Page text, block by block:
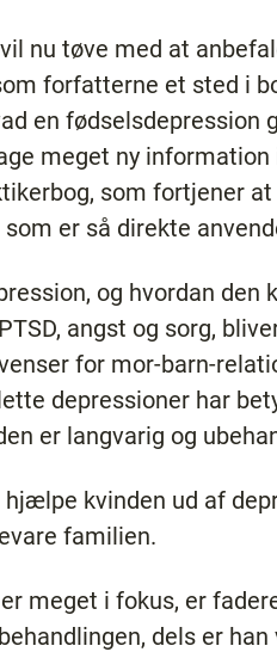
nu tøve med at
forfatterne et sted i
en
meget ny
som fortjener
som er så direkte
og hvordan
angst og sorg,
for mor-barn-
depressioner har
er langvarig og
kvinden ud af
familien.
meget i fokus, er
dels er